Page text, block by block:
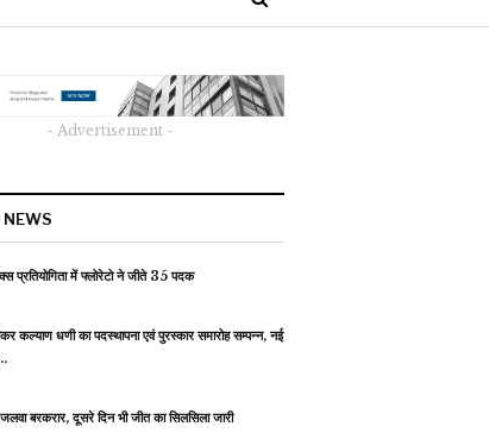
- Advertisement -
प्रतियोगिता में फ्लोरेटो ने जीते 35 पदक
कल्याण धणी का पदस्थापना एवं पुरस्कार समारोह सम्पन्न, नई
बरकरार, दूसरे दिन भी जीत का सिलसिला जारी